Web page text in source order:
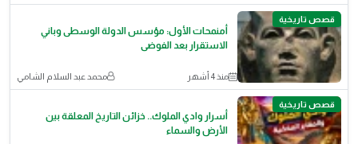
قصص تاريخية
أمنمحات الأول: مؤسس الدولة الوسطى وباني
الاستقرار بعد الفوضى
منذ 4 أشهر محمد عبد السلام الشامي
قصص تاريخية
أسرار وادي الملوك.. خزائن التاريخ المعلقة بين
الأرض والسماء